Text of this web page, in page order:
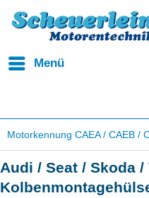
Menü
Motorkennung CAEA / CAEB /
Audi / Seat / Skoda /